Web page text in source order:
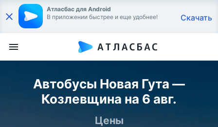
Атласбас для Android
В приложении быстрее и еще удобнее!
Скачать
Автобусы Новая Гута —
Козлевщина на 6 авг.
Цены